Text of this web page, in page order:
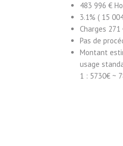
483 996 €
3.1% ( 15
Charges 271
Pas de
Montant
usage
1 : 5730€ ~